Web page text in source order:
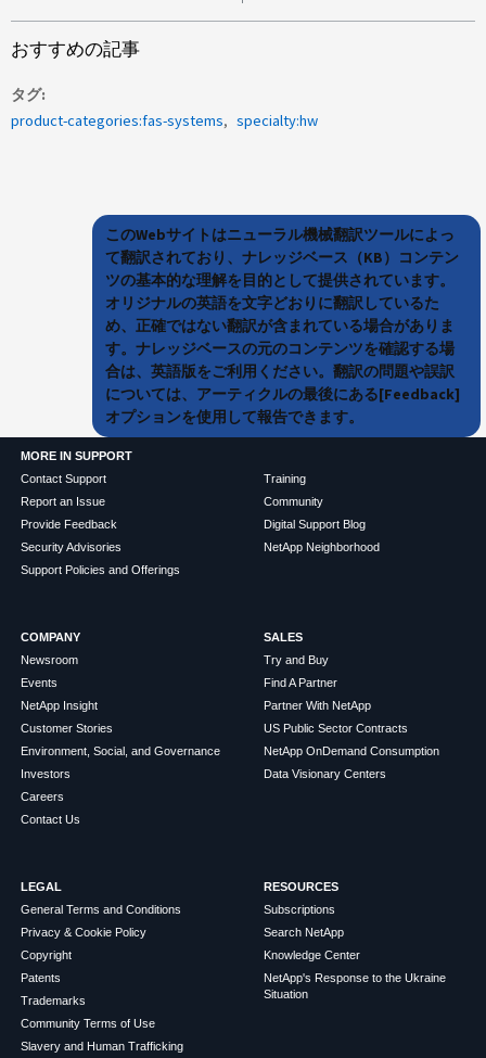
おすすめの記事
タグ
product-categories:fas-systems
specialty:hw
このWebサイトはニューラル機械翻訳ツールによっ
て翻訳されており、ナレッジベース（KB）コンテン
ツの基本的な理解を目的として提供されています。
オリジナルの英語を文字どおりに翻訳しているた
め、正確ではない翻訳が含まれている場合がありま
す。ナレッジベースの元のコンテンツを確認する場
合は、英語版をご利用ください。翻訳の問題や誤訳
については、アーティクルの最後にある[Feedback]
オプションを使用して報告できます。
MORE IN SUPPORT
Contact Support
Report an Issue
Provide Feedback
Security Advisories
Support Policies and Offerings
Training
Community
Digital Support Blog
NetApp Neighborhood
COMPANY
Newsroom
Events
NetApp Insight
Customer Stories
Environment, Social, and Governance
Investors
Careers
Contact Us
SALES
Try and Buy
Find A Partner
Partner With NetApp
US Public Sector Contracts
NetApp OnDemand Consumption
Data Visionary Centers
LEGAL
General Terms and Conditions
Privacy & Cookie Policy
Copyright
Patents
Trademarks
Community Terms of Use
Slavery and Human Trafficking
RESOURCES
Subscriptions
Search NetApp
Knowledge Center
NetApp's Response to the Ukraine
Situation